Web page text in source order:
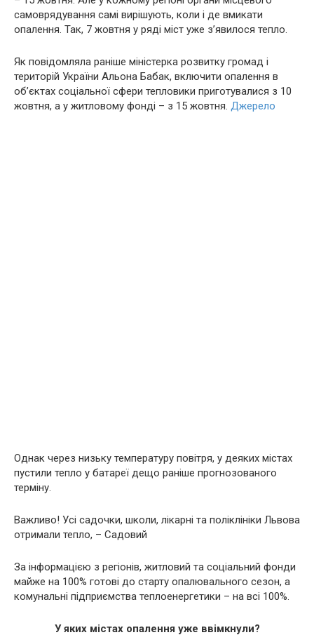
самоврядування самі вирішують, коли і де вмикати
опалення. Так, 7 жовтня у ряді міст уже з’явилося тепло.
Як повідомляла раніше міністерка розвитку громад і
територій України Альона Бабак, включити опалення в
об’єктах соціальної сфери тепловики приготувалися з 10
жовтня, а у житловому фонді – з 15 жовтня. Джерело
Однак через низьку температуру повітря, у деяких містах
пустили тепло у батареї дещо раніше прогнозованого
терміну.
Важливо! Усі садочки, школи, лікарні та поліклініки Львова
отримали тепло, – Садовий
За інформацією з регіонів, житловий та соціальний фонди
майже на 100% готові до старту опалювального сезон, а
комунальні підприємства теплоенергетики – на всі 100%.
У яких містах опалення уже ввімкнули?